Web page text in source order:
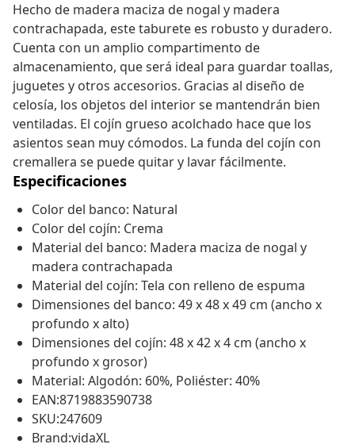
Hecho de madera maciza de nogal y madera
contrachapada, este taburete es robusto y duradero.
Cuenta con un amplio compartimento de
almacenamiento, que será ideal para guardar toallas,
juguetes y otros accesorios. Gracias al diseño de
celosía, los objetos del interior se mantendrán bien
ventiladas. El cojín grueso acolchado hace que los
asientos sean muy cómodos. La funda del cojín con
cremallera se puede quitar y lavar fácilmente.
Especificaciones
Color del banco: Natural
Color del cojín: Crema
Material del banco: Madera maciza de nogal y
madera contrachapada
Material del cojín: Tela con relleno de espuma
Dimensiones del banco: 49 x 48 x 49 cm (ancho x
profundo x alto)
Dimensiones del cojín: 48 x 42 x 4 cm (ancho x
profundo x grosor)
Material: Algodón: 60%, Poliéster: 40%
EAN:8719883590738
SKU:247609
Brand:vidaXL